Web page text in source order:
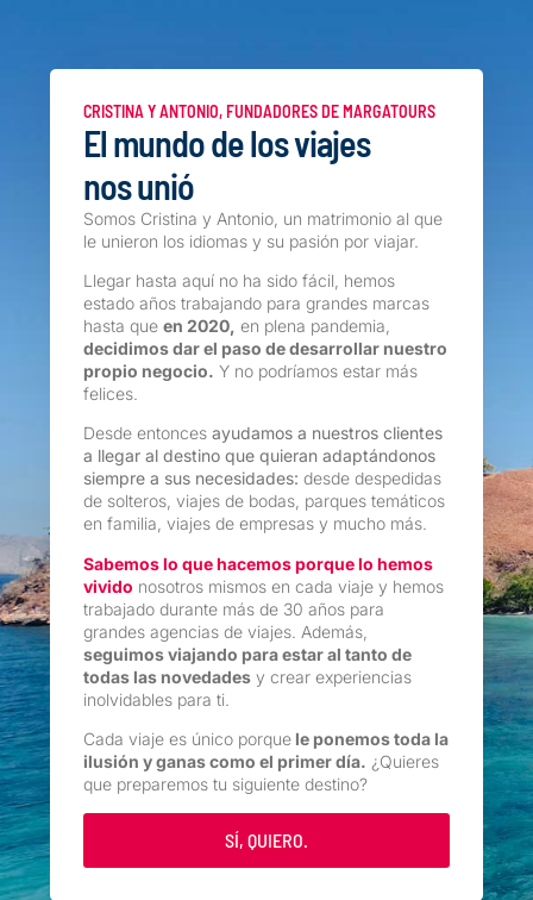
CRISTINA Y ANTONIO, FUNDADORES DE MARGATOURS
El mundo de los viajes
nos unió
Somos Cristina y Antonio, un matrimonio al que
le unieron los idiomas y su pasión por viajar.
Llegar hasta aquí no ha sido fácil, hemos
estado años trabajando para grandes marcas
hasta que en 2020, en plena pandemia,
decidimos dar el paso de desarrollar nuestro
propio negocio. Y no podríamos estar más
felices.
Desde entonces ayudamos a nuestros clientes
a llegar al destino que quieran adaptándonos
siempre a sus necesidades: desde despedidas
de solteros, viajes de bodas, parques temáticos
en familia, viajes de empresas y mucho más.
Sabemos lo que hacemos porque lo hemos
vivido nosotros mismos en cada viaje y hemos
trabajado durante más de 30 años para
grandes agencias de viajes. Además,
seguimos viajando para estar al tanto de
todas las novedades y crear experiencias
inolvidables para ti.
Cada viaje es único porque le ponemos toda la
ilusión y ganas como el primer día. ¿Quieres
que preparemos tu siguiente destino?
SÍ, QUIERO.